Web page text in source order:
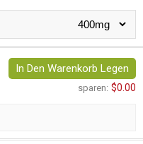
In Den Warenkorb Legen
sparen: $0.00